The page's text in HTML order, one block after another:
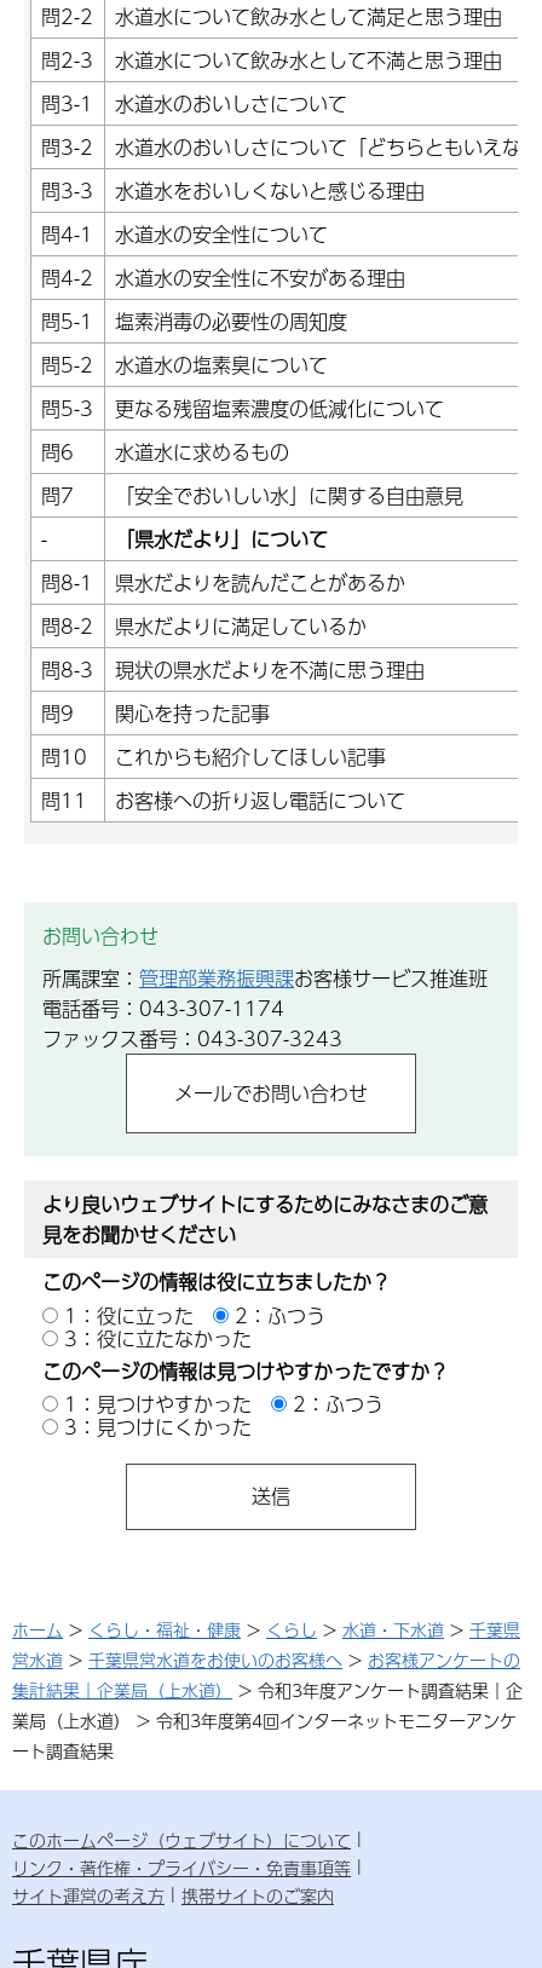
問2-2
水道水について飲み水として満足と思う理由
問2-3
水道水について飲み水として不満と思う理由
問3-1
水道水のおいしさについて
問3-2
水道水のおいしさについて「どちらともいえな
問3-3
水道水をおいしくないと感じる理由
問4-1
水道水の安全性について
問4-2
水道水の安全性に不安がある理由
問5-1
塩素消毒の必要性の周知度
問5-2
水道水の塩素臭について
問5-3
更なる残留塩素濃度の低減化について
問6
水道水に求めるもの
問7
「安全でおいしい水」に関する自由意見
-
「県水だより」について
問8-1
県水だよりを読んだことがあるか
問8-2
県水だよりに満足しているか
問8-3
現状の県水だよりを不満に思う理由
問9
関心を持った記事
問10
これからも紹介してほしい記事
問11
お客様への折り返し電話について
お問い合わせ
所属課室： 管理部業務振興課お客様サービス推進班
電話番号：043-307-1174
ファックス番号：043-307-3243
より良いウェブサイトにするためにみなさまのご意
見をお聞かせください
このページの情報は役に立ちましたか？
1：役に立った
2：ふつう
3：役に立たなかった
このページの情報は見つけやすかったですか？
1：見つけやすかった
2：ふつう
3：見つけにくかった
ホーム > くらし・福祉・健康 > くらし > 水道・下水道 > 千葉県
営水道 > 千葉県営水道をお使いのお客様へ > お客様アンケートの
集計結果｜企業局（上水道）
> 令和3年度アンケート調査結果｜企
業局（上水道） > 令和3年度第4回インターネットモニターアンケ
ート調査結果
このホームページ（ウェブサイト）について
リンク・著作権・プライバシー・免責事項等
サイト運営の考え方
携帯サイトのご案内